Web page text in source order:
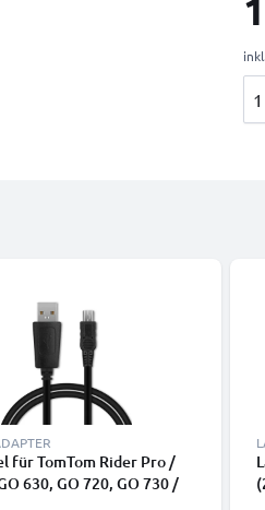
für TomTom Rider Pro /
630, GO 720, GO 730 /